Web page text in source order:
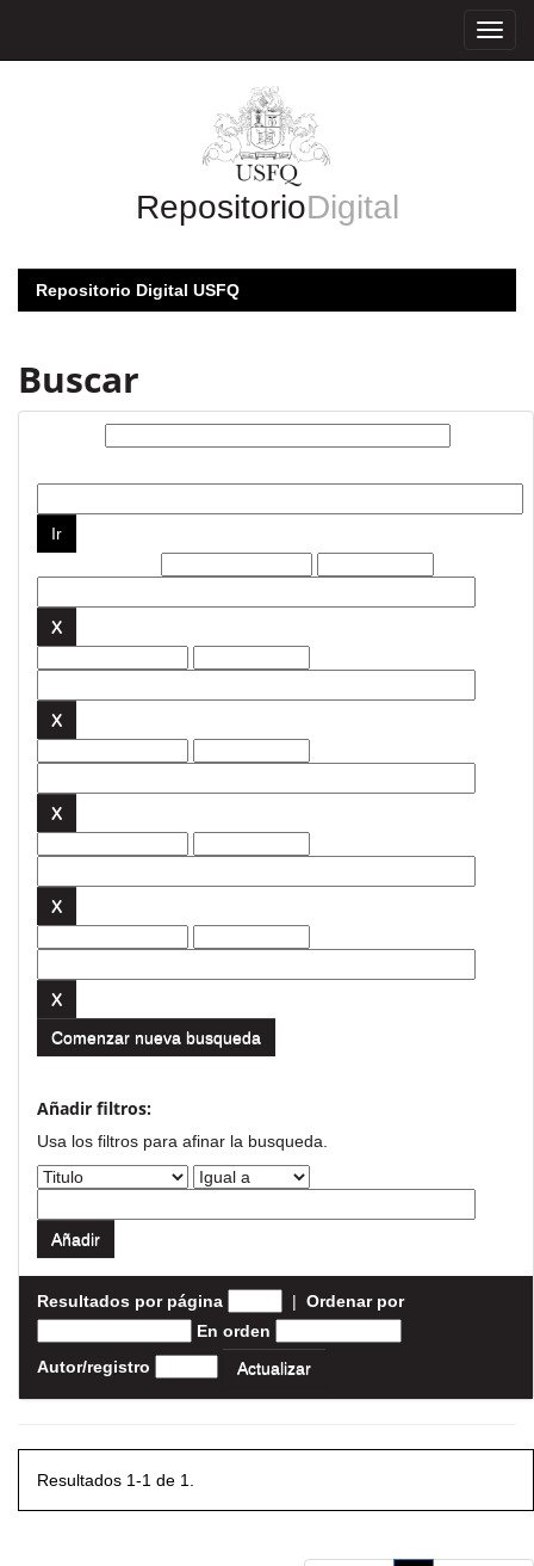
RepositorioDigital
Repositorio Digital USFQ
Buscar
Comenzar nueva busqueda
Añadir filtros:
Usa los filtros para afinar la busqueda.
Resultados por página | Ordenar por
En orden
Autor/registro
Resultados 1-1 de 1.